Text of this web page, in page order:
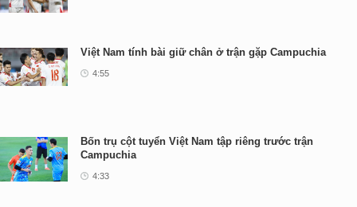
Việt Nam tính bài giữ chân ở trận gặp Campuchia
4:55
Bốn trụ cột tuyển Việt Nam tập riêng trước trận
Campuchia
4:33